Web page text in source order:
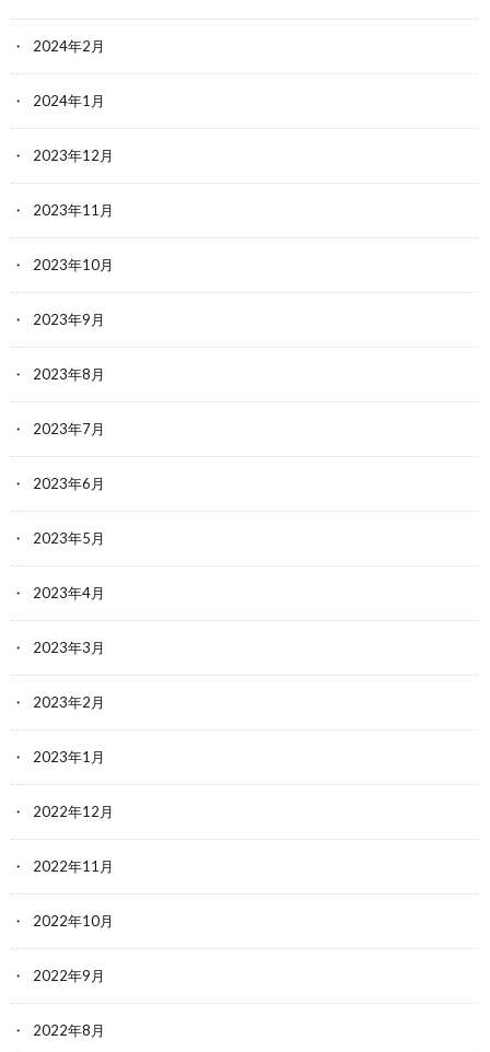
2024年2月
2024年1月
2023年12月
2023年11月
2023年10月
2023年9月
2023年8月
2023年7月
2023年6月
2023年5月
2023年4月
2023年3月
2023年2月
2023年1月
2022年12月
2022年11月
2022年10月
2022年9月
2022年8月